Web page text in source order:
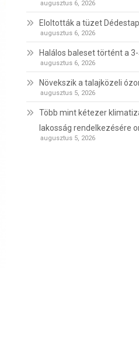
augusztus 6, 2026
Eloltották a tüzet
augusztus 6, 2026
Halálos baleset történt a
augusztus 6, 2026
Növekszik a talajközeli
augusztus 5, 2026
Több mint kétezer
lakosság rendelkezésére
augusztus 5, 2026